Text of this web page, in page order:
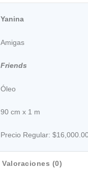
Yanina
Amigas
Friends
Óleo
90 cm x 1 m
Precio Regular:
Valoraciones (0)